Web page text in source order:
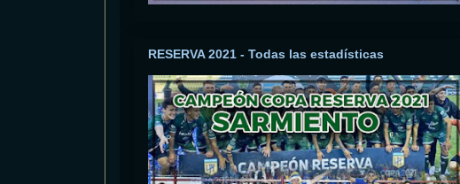
RESERVA 2021 - Todas las estadísticas